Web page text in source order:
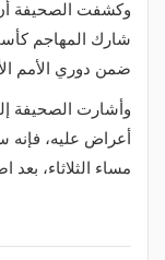
وكشفت الصحيفة أن
شارك المهاجم
ضمن دوري الأمم
وأشارت الصحيفة
أعراض عليه، فإنه
مساء الثلاثاء، بعد